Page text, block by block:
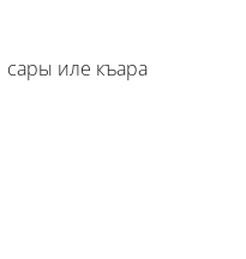
иле къара